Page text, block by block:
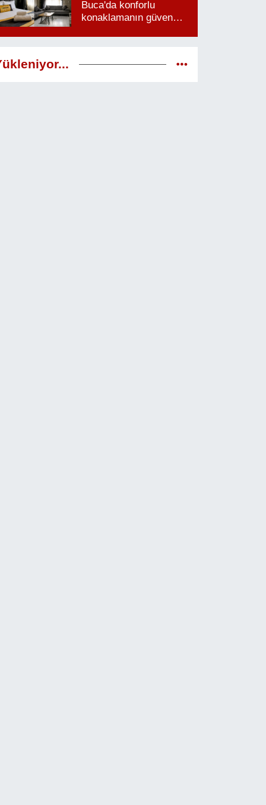
Buca'da konforlu
konaklamanın güven